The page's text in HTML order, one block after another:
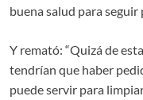
buena salud para
Y remató: “Quizá de
tendrían que haber
puede servir para